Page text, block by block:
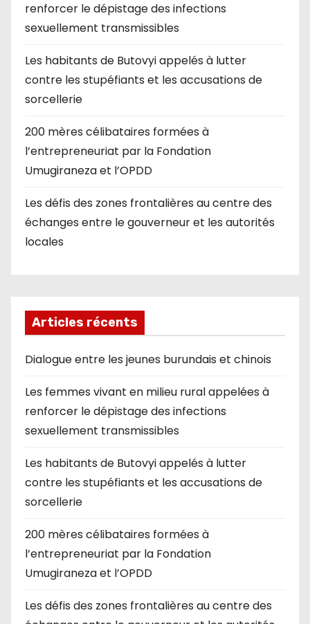
renforcer le dépistage des infections
sexuellement transmissibles
Les habitants de Butovyi appelés à lutter
contre les stupéfiants et les accusations de
sorcellerie
200 mères célibataires formées à
l’entrepreneuriat par la Fondation
Umugiraneza et l’OPDD
Les défis des zones frontalières au centre des
échanges entre le gouverneur et les autorités
locales
Articles récents
Dialogue entre les jeunes burundais et chinois
Les femmes vivant en milieu rural appelées à
renforcer le dépistage des infections
sexuellement transmissibles
Les habitants de Butovyi appelés à lutter
contre les stupéfiants et les accusations de
sorcellerie
200 mères célibataires formées à
l’entrepreneuriat par la Fondation
Umugiraneza et l’OPDD
Les défis des zones frontalières au centre des